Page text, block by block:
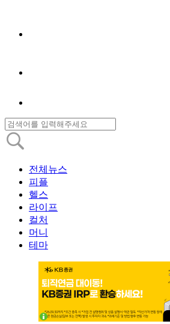
전체뉴스
피플
헬스
라이프
컬처
머니
테마